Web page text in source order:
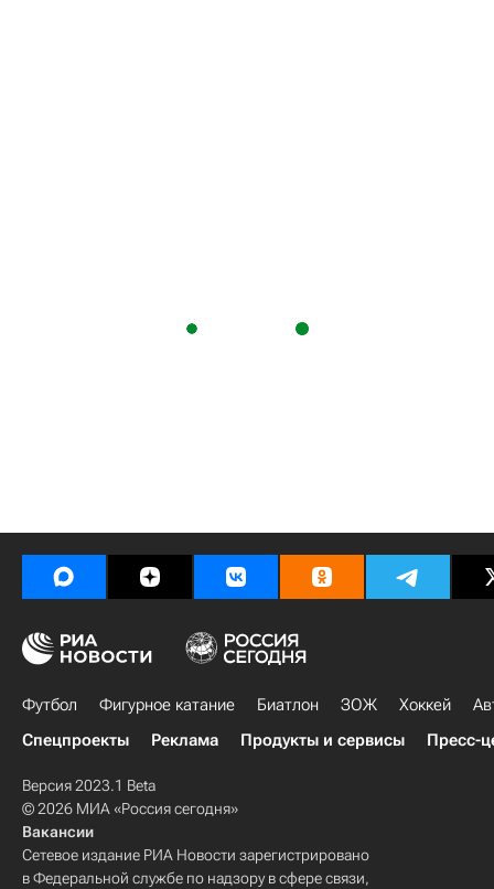
Футбол Фигурное катание Биатлон ЗОЖ Хоккей
Спецпроекты
Реклама Продукты и сервисы Пресс-
Версия 2023.1 Beta
© 2026 МИА «Россия сегодня»
Вакансии
Сетевое издание РИА Новости зарегистрировано
в Федеральной службе по надзору в сфере связи,